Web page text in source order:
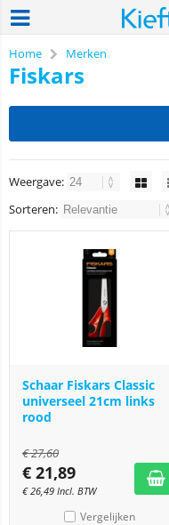
Home Merken
Fiskars
Weergave:
Sorteren:
Schaar Fiskars Classic
universeel 21cm links
rood
€27,60
€ 21,89
€26,49 Incl. BTW
Vergelijken